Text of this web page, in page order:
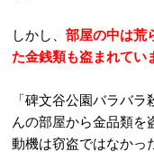
しかし、 部屋の中は荒
た金銭類も盗まれてい
「碑文谷公園バラバ
んの部屋から金品類を
動機は窃盗ではなかっ